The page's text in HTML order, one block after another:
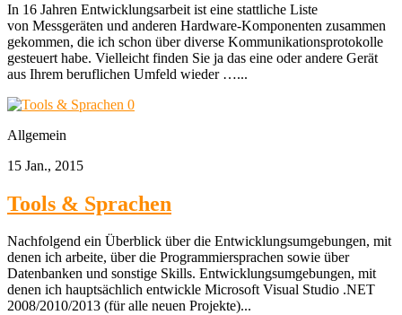
In 16 Jahren Entwicklungsarbeit ist eine stattliche Liste
von Messgeräten und anderen Hardware-Komponenten zusammen
gekommen, die ich schon über diverse Kommunikationsprotokolle
gesteuert habe. Vielleicht finden Sie ja das eine oder andere Gerät
aus Ihrem beruflichen Umfeld wieder …...
0
Allgemein
15 Jan., 2015
Tools & Sprachen
Nachfolgend ein Überblick über die Entwicklungsumgebungen, mit
denen ich arbeite, über die Programmiersprachen sowie über
Datenbanken und sonstige Skills. Entwicklungsumgebungen, mit
denen ich hauptsächlich entwickle Microsoft Visual Studio .NET
2008/2010/2013 (für alle neuen Projekte)...